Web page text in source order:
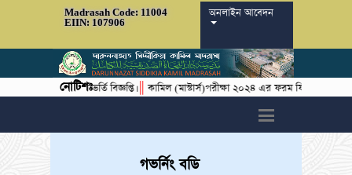
Madrasah Code: 11004
EIIN: 107906
অনলাইন আবেদন
নোটিশঃ
১ম বর্ষে ভর্তি বিজ্ঞপ্তি।||কামিল (মাস্টার্স)পরীক্ষা ২০২৪ এর ফরম ফিলাপের বিজ্ঞপ্তি।
গভর্নিং বডি